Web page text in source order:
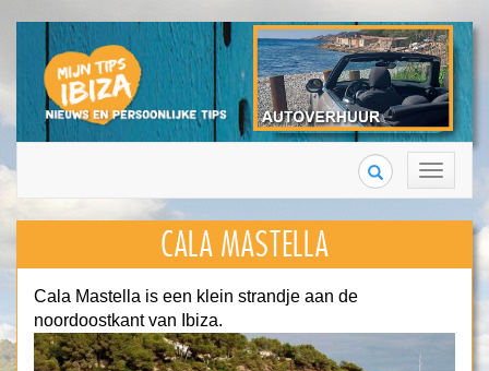
Toggle
navigation
Search
CALA MASTELLA
Cala Mastella is een klein strandje aan de
noordoostkant van Ibiza.